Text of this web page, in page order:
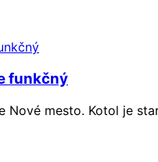
funkčný
Nové mesto. Kotol je